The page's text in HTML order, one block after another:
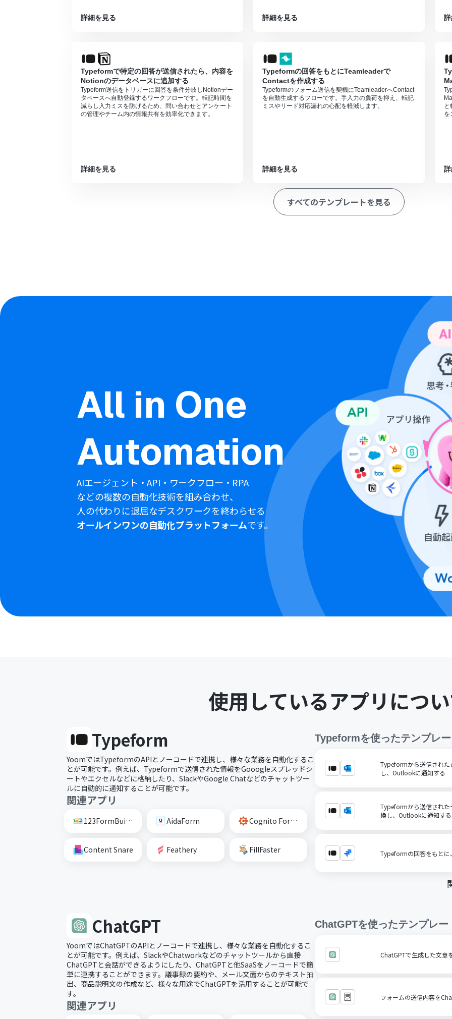
詳細を見る 詳細を見る
Typeformで特定の回答が送信されたら、内容を
Notionのデータベースに追加する
Typeform送信をトリガーに回答を条件分岐しNotionデー
タベースへ自動登録するワークフローです。転記時間を
減らし入力ミスを防げるため、問い合わせとアンケート
の管理やチーム内の情報共有を効率化できます。
詳細を見る
Typeformの回答をもとにTeamleaderで
Contactを作成する
Typeformのフォーム送信を契機にTeamleaderへContact
を自動生成するフローです。手入力の負荷を抑え、転記
ミスやリード対応漏れの心配を軽減します。
詳細を見る
を
すべてのテンプレートを見る
All in One
Automation
AIエージェント・API・ワークフロー・RPA
などの複数の自動化技術を組み合わせ、
人の代わりに退屈なデスクワークを終わらせる
オールインワンの自動化プラットフォームです。
使用しているアプリにつ
Typeform
YoomではTypeformのAPIとノーコードで連携し、様々な業務を自動化するこ
とが可能です。例えば、Typeformで送信された情報をGooogleスプレッドシ
ートやエクセルなどに格納したり、SlackやGoogle Chatなどのチャットツー
ルに自動的に通知することが可能です。
関連アプリ
123FormBuilder AidaForm Cognito Forms
Content Snare Feathery FillFaster
Typeformを使ったテンプレ
Typeformから送信された
し、Outlookに通知する
Typeformから送信された
換し、Outlookに通知する
Typeformの回答をもと
ChatGPT
YoomではChatGPTのAPIとノーコードで連携し、様々な業務を自動化するこ
とが可能です。例えば、SlackやChatworkなどのチャットツールから直接
ChatGPTと会話ができるようにしたり、ChatGPTと他SaaSをノーコードで簡
単に連携することができます。議事録の要約や、メール文面からのテキスト抽
出、商品説明文の作成など、様々な用途でChatGPTを活用することが可能で
す。
関連アプリ
ChatGPTを使ったテンプレー
ChatGPTで生成した文章
フォームの送信内容を